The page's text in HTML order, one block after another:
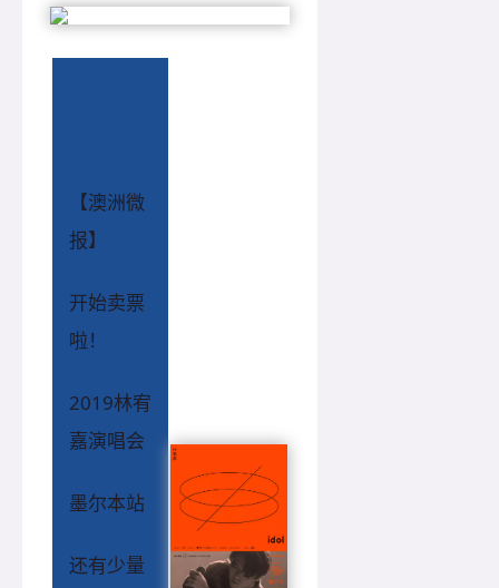
【澳洲微
报】
开始卖票
啦！
2019林宥
嘉演唱会
墨尔本站
还有少量